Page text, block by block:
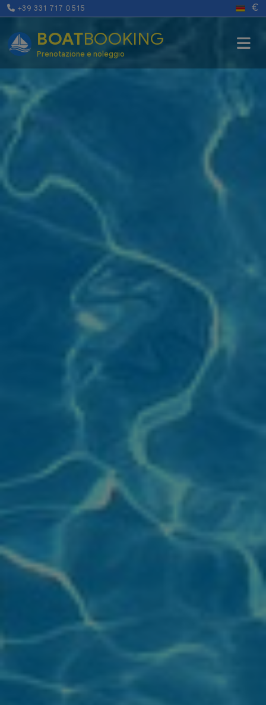
+39 331 717 0515 €
BOATBOOKING
Prenotazione e noleggio